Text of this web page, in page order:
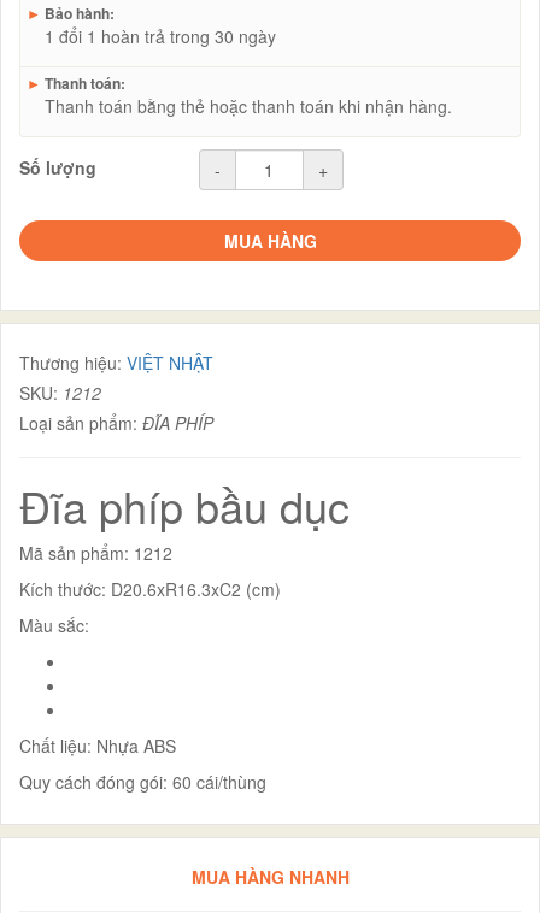
► Bảo hành:
1 đổi 1 hoàn trả trong 30 ngày
► Thanh toán:
Thanh toán bằng thẻ hoặc thanh toán khi nhận hàng.
Số lượng - +
MUA HÀNG
Thương hiệu: VIỆT NHẬT
SKU: 1212
Loại sản phẩm: ĐĨA PHÍP
Đĩa phíp bầu dục
Mã sản phẩm: 1212
Kích thước: D20.6xR16.3xC2 (cm)
Màu sắc:
Chất liệu: Nhựa ABS
Quy cách đóng gói: 60 cái/thùng
MUA HÀNG NHANH